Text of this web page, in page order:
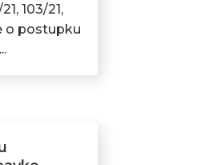
103/21,
o postupku